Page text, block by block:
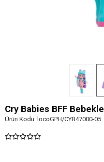
Cry Babies BFF
Ürün Kodu: locoGPH/CYB47000-05